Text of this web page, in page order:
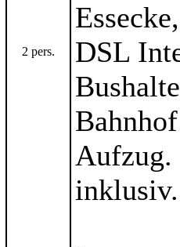
2 pers.
DSL
Aufzug.
inklusiv.